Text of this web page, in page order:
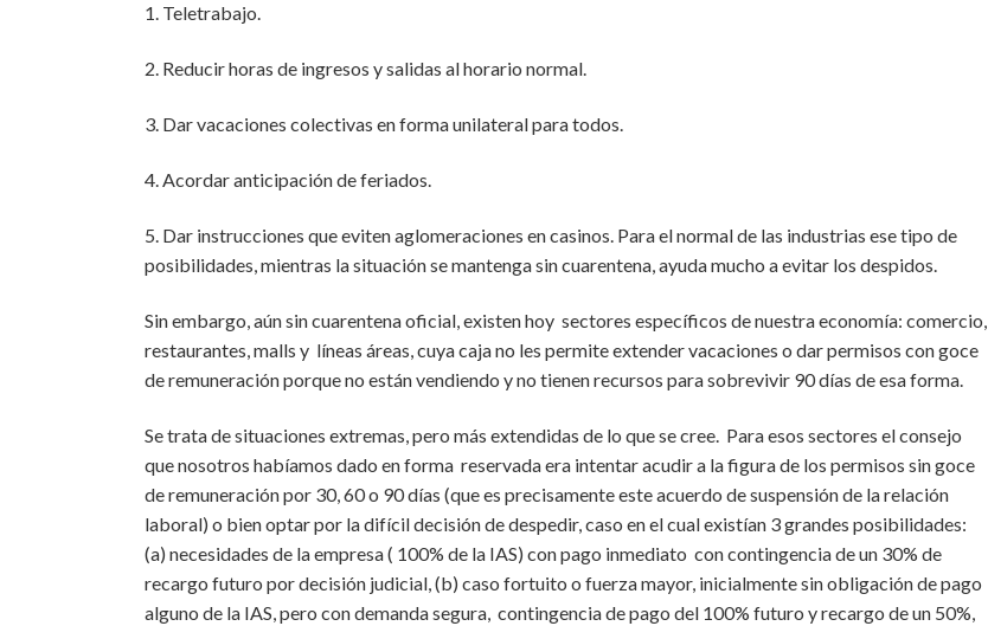
1. Teletrabajo.
2. Reducir horas de ingresos y salidas al horario normal.
3. Dar vacaciones colectivas en forma unilateral para todos.
4. Acordar anticipación de feriados.
5. Dar instrucciones que eviten aglomeraciones en casinos. Para el normal de las industrias ese tipo de
posibilidades, mientras la situación se mantenga sin cuarentena, ayuda mucho a evitar los despidos.
Sin embargo, aún sin cuarentena oficial, existen hoy sectores específicos de nuestra economía: comercio,
restaurantes, malls y líneas áreas, cuya caja no les permite extender vacaciones o dar permisos con goce
de remuneración porque no están vendiendo y no tienen recursos para sobrevivir 90 días de esa forma.
Se trata de situaciones extremas, pero más extendidas de lo que se cree. Para esos sectores el consejo
que nosotros habíamos dado en forma reservada era intentar acudir a la figura de los permisos sin goce
de remuneración por 30, 60 o 90 días (que es precisamente este acuerdo de suspensión de la relación
laboral) o bien optar por la difícil decisión de despedir, caso en el cual existían 3 grandes posibilidades:
(a) necesidades de la empresa ( 100% de la IAS) con pago inmediato con contingencia de un 30% de
recargo futuro por decisión judicial, (b) caso fortuito o fuerza mayor, inicialmente sin obligación de pago
alguno de la IAS, pero con demanda segura, contingencia de pago del 100% futuro y recargo de un 50%,